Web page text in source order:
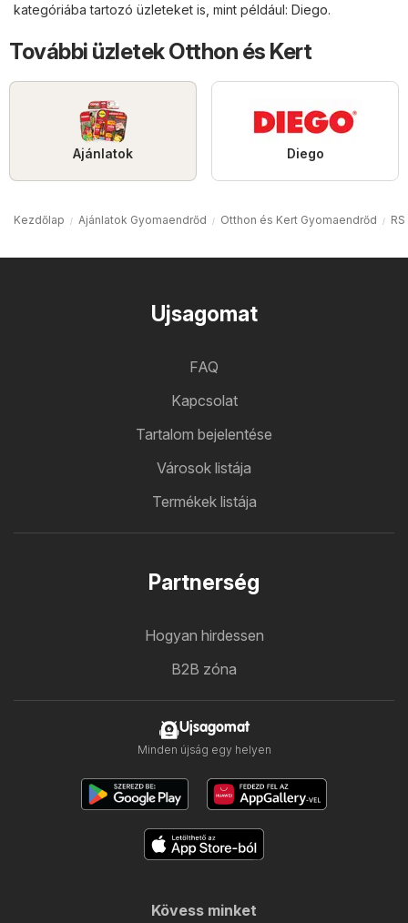
kategóriába tartozó üzleteket is, mint például: Diego.
További üzletek Otthon és Kert
Ajánlatok Diego
Kezdőlap Ajánlatok Gyomaendrőd Otthon és Kert Gyomaendrőd
Ujsagomat
FAQ
Kapcsolat
Tartalom bejelentése
Városok listája
Termékek listája
Partnerség
Hogyan hirdessen
B2B zóna
Ujsagomat
Minden újság egy helyen
Kövess minket